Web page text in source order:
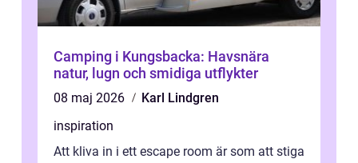
Camping i Kungsbacka: Havsnära
natur, lugn och smidiga utflykter
08 maj 2026
Karl Lindgren
inspiration
Att kliva in i ett escape room är som att stiga